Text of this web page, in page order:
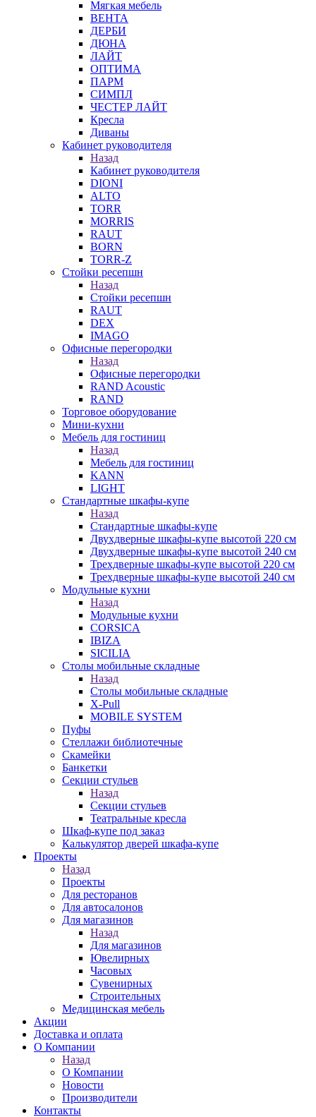
Мягкая мебель
ВЕНТА
ДЕРБИ
ДЮНА
ЛАЙТ
ОПТИМА
ПАРМ
СИМПЛ
ЧЕСТЕР ЛАЙТ
Кресла
Диваны
Кабинет руководителя
Назад
Кабинет руководителя
DIONI
ALTO
TORR
MORRIS
RAUT
BORN
TORR-Z
Стойки ресепшн
Назад
Стойки ресепшн
RAUT
DEX
IMAGO
Офисные перегородки
Назад
Офисные перегородки
RAND Acoustic
RAND
Торговое оборудование
Мини-кухни
Мебель для гостиниц
Назад
Мебель для гостиниц
KANN
LIGHT
Стандартные шкафы-купе
Назад
Стандартные шкафы-купе
Двухдверные шкафы-купе высотой 220 см
Двухдверные шкафы-купе высотой 240 см
Трехдверные шкафы-купе высотой 220 см
Трехдверные шкафы-купе высотой 240 см
Модульные кухни
Назад
Модульные кухни
CORSICA
IBIZA
SICILIA
Столы мобильные складные
Назад
Столы мобильные складные
X-Pull
MOBILE SYSTEM
Пуфы
Стеллажи библиотечные
Скамейки
Банкетки
Секции стульев
Назад
Секции стульев
Театральные кресла
Шкаф-купе под заказ
Калькулятор дверей шкафа-купе
Проекты
Назад
Проекты
Для ресторанов
Для автосалонов
Для магазинов
Назад
Для магазинов
Ювелирных
Часовых
Сувенирных
Строительных
Медицинская мебель
Акции
Доставка и оплата
О Компании
Назад
О Компании
Новости
Производители
Контакты